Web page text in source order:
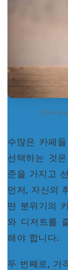
인스타 감
수많은 카페
선택하는 것
준을 가지고
먼저, 자신의
떤 분위기의
와 디저트를
해야 합니다.
두 번째로, 가